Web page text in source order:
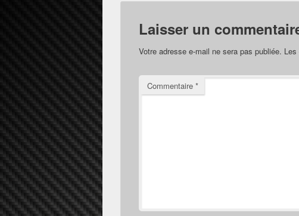
Laisser un
Votre adresse e-mail ne sera pas publiée.
Commentaire *